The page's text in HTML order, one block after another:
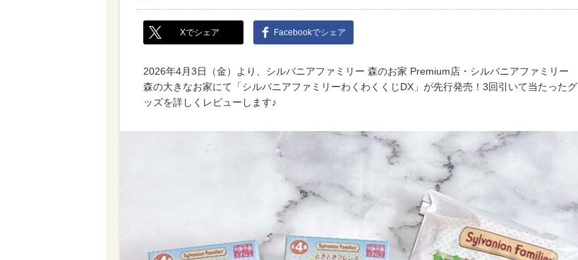
Xでシェア Facebookでシェア
2026年4月3日（金）より、シルバニアファミリー 森のお家 Premium店・シルバニアファミリー
森の大きなお家にて「シルバニアファミリーわくわくくじDX」が先行発売！3回引いて当たったグ
ッズを詳しくレビューします♪